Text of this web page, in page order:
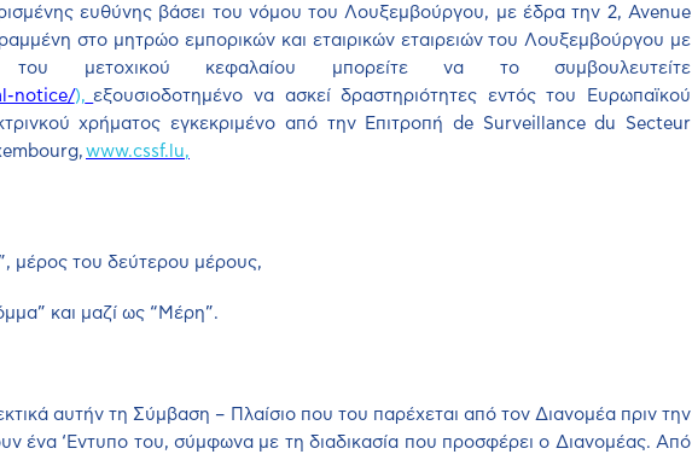
ευθύνης βάσει του νόμου του Λουξεμβούργου, με έδρα την 2, Avenue
στο μητρώο εμπορικών και εταιρικών εταιρειών του Λουξεμβούργου με
μετοχικού κεφαλαίου μπορείτε να το συμβουλευτείτε
notice/), εξουσιοδοτημένο να ασκεί δραστηριότητες εντός του Ευρωπαϊκού
χρήματος εγκεκριμένο από την Επιτροπή de Surveillance du
Secteur
, www.cssf. lu,
μέρος του δεύτερου μέρους,
και μαζί ως “Μέρη”.
αυτήν τη Σύμβαση – Πλαίσιο που του παρέχεται από τον Διανομέα πριν την
ένα ‘Εντυπο του, σύμφωνα με τη διαδικασία που προσφέρει ο Διανομέας. Από